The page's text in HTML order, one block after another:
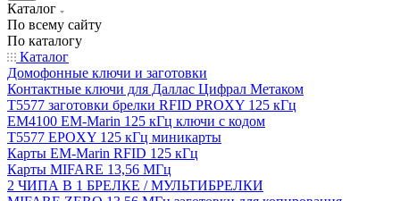
Каталог
По всему сайту
По каталогу
Каталог
Домофонные ключи и заготовки
Контактные ключи для Даллас Цифрал Метаком
T5577 заготовки брелки RFID PROXY 125 кГц
EM4100 EM-Marin 125 кГц ключи с кодом
T5577 EPOXY 125 кГц миникарты
Карты EM-Marin RFID 125 кГц
Карты MIFARE 13,56 МГц
2 ЧИПА В 1 БРЕЛКЕ / МУЛЬТИБРЕЛКИ